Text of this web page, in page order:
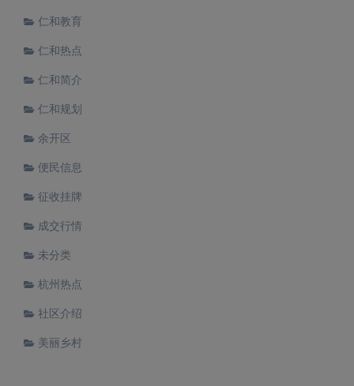
仁和教育
仁和热点
仁和简介
仁和规划
余开区
便民信息
征收挂牌
成交行情
未分类
杭州热点
社区介绍
美丽乡村